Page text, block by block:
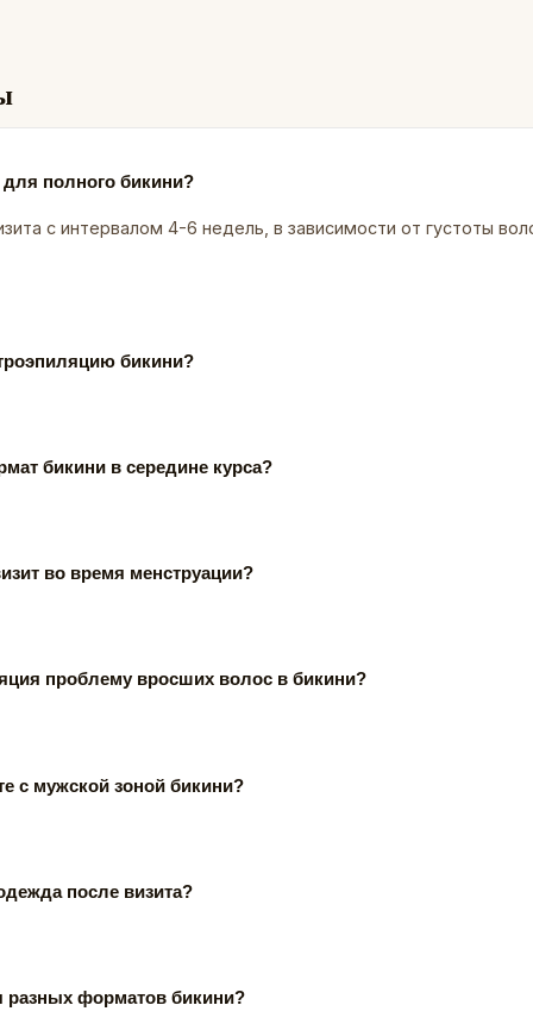
полного бикини?
с интервалом 4-6 недель, в зависимости от густоты
бикини?
бикини в середине курса?
во время менструации?
проблему вросших волос в бикини?
с мужской зоной бикини?
после визита?
разных форматов бикини?